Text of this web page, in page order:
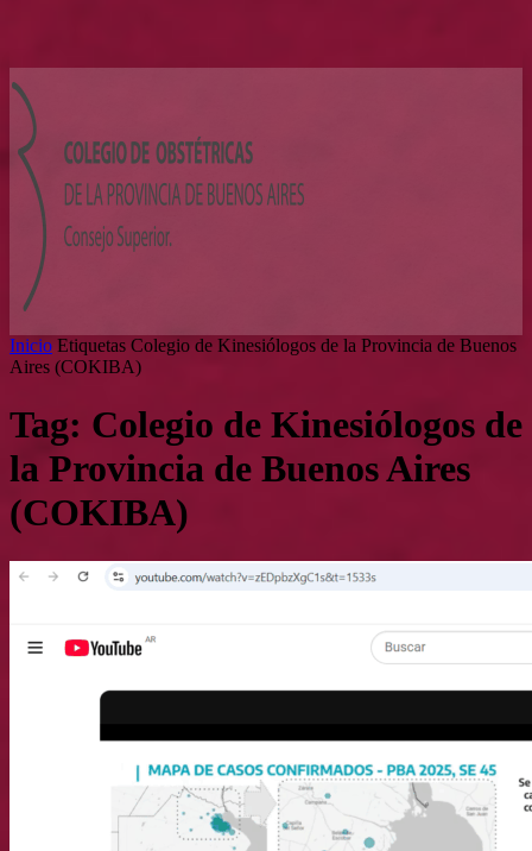
Inicio Etiquetas Colegio de Kinesiólogos de la Provincia de Buenos
Aires (COKIBA)
Tag: Colegio de Kinesiólogos de
la Provincia de Buenos Aires
(COKIBA)